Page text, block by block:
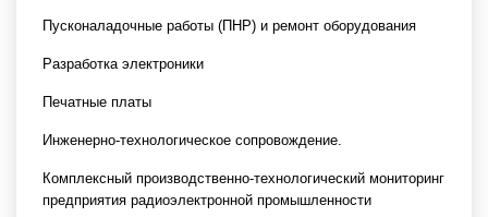
Пусконаладочные работы (ПНР) и ремонт оборудования
Разработка электроники
Печатные платы
Инженерно-технологическое сопровождение.
Комплексный производственно-технологический мониторинг
предприятия радиоэлектронной промышленности